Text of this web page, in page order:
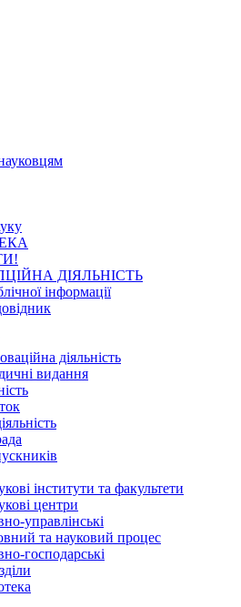
ДІЯЛЬНІСТЬ
інформації
діяльність
видання
інститути та факультети
центри
управлінські
та науковий процес
господарські